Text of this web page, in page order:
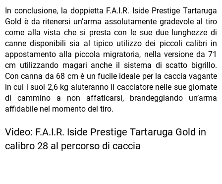
In conclusione, la doppietta F.A.I.R. Iside Prestige Tartaruga
Gold è da ritenersi un’arma assolutamente gradevole al tiro
come alla vista che si presta con le sue due lunghezze di
canne disponibili sia al tipico utilizzo dei piccoli calibri in
appostamento alla piccola migratoria, nella versione da 71
cm utilizzando magari anche il sistema di scatto bigrillo.
Con canna da 68 cm è un fucile ideale per la caccia vagante
in cui i suoi 2,6 kg aiuteranno il cacciatore nelle sue giornate
di cammino a non affaticarsi, brandeggiando un’arma
affidabile nel momento del tiro.
Video: F.A.I.R. Iside Prestige Tartaruga Gold in
calibro 28 al percorso di caccia